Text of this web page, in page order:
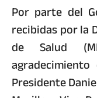
Por parte del
recibidas por la
de Salud
Presidente